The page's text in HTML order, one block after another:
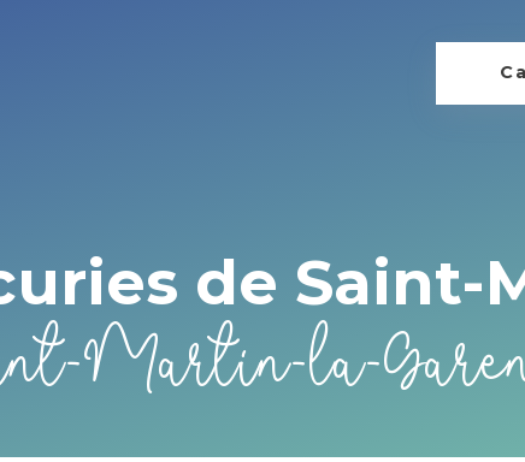
de Saint-
Martin-la-